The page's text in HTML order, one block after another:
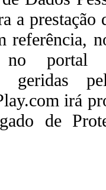
a prestação
referência,
no portal
geridas
irá
de